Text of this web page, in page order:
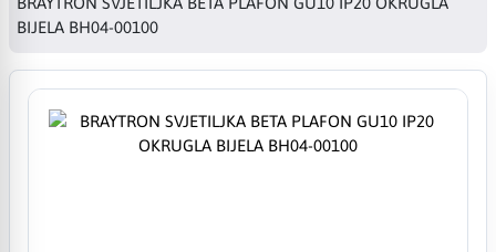
BIJELA BH04-00100